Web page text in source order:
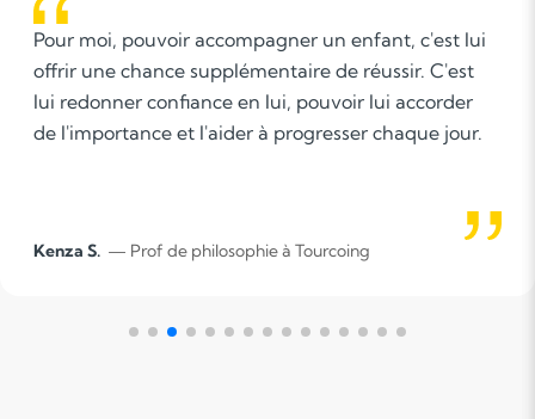
lui
La patience, l'empathie, l'écoute,
l'accompagnement et l'aide. Le soutien, la
valorisation, la construction de l'autonomie
l'enfant.
David S.à Tourcoing